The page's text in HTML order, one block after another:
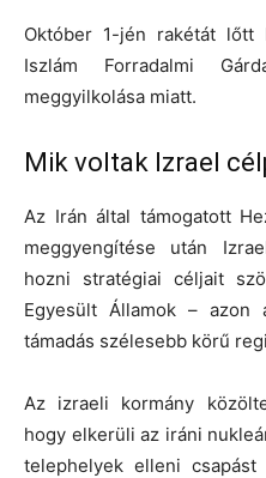
Október 1-jén rakétát
Iszlám Forradalmi
meggyilkolása miatt.
Mik voltak Izrael
Az Irán által támogatott
meggyengítése után
hozni stratégiai céljait
Egyesült Államok – azon
támadás szélesebb körű
Az izraeli kormány
hogy elkerüli az iráni
telephelyek elleni